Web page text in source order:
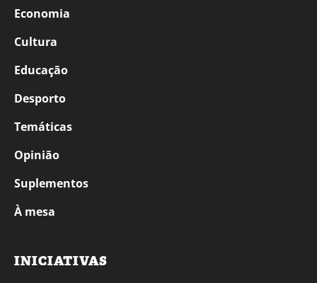
Economia
Cultura
Educação
Desporto
Temáticas
Opinião
Suplementos
À mesa
INICIATIVAS